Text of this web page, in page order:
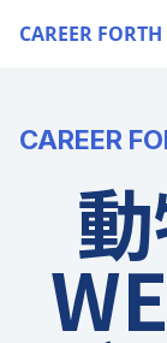
CAREER FORTH
CAREER